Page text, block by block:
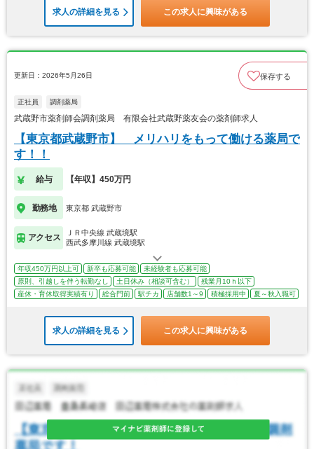
求人の詳細を見る この求人に興味がある
更新日：2026年5月26日 保存する
正社員 調剤薬局
武蔵野市薬剤師会調剤薬局 有限会社武蔵野薬友会の薬剤師求人
【東京都武蔵野市】 メリハリをもって働ける薬局で
す！！
給与 【年収】450万円
勤務地 東京都 武蔵野市
アクセス
ＪＲ中央線 武蔵境駅
西武多摩川線 武蔵境駅
年収450万円以上可 新卒も応募可能
未経験者も応募可能
原則、引越しを伴う転勤なし
土日休み（相談可含む）
残業月10ｈ以下
産休・育休取得実績有り
総合門前 駅チカ 店舗数1～9 積極採用中 夏～秋入職可
求人の詳細を見る この求人に興味がある